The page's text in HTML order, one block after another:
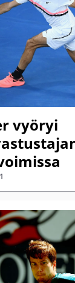
vyöryi